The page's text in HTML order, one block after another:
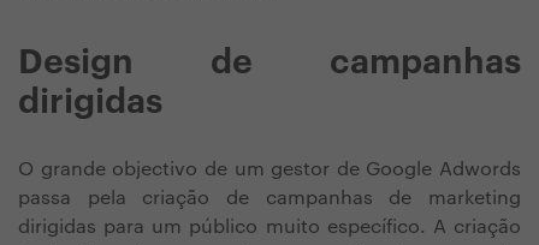
Design de campanhas
dirigidas
O grande objectivo de um gestor de Google Adwords
passa pela criação de campanhas de marketing
dirigidas para um público muito específico. A criação